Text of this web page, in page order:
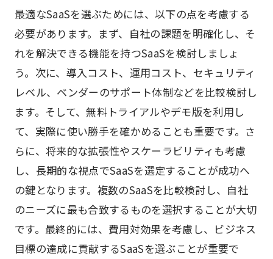
最適なSaaSを選ぶためには、以下の点を考慮する
必要があります。まず、自社の課題を明確化し、そ
れを解決できる機能を持つSaaSを検討しましょ
う。次に、導入コスト、運用コスト、セキュリティ
レベル、ベンダーのサポート体制などを比較検討し
ます。そして、無料トライアルやデモ版を利用し
て、実際に使い勝手を確かめることも重要です。さ
らに、将来的な拡張性やスケーラビリティも考慮
し、長期的な視点でSaaSを選定することが成功へ
の鍵となります。複数のSaaSを比較検討し、自社
のニーズに最も合致するものを選択することが大切
です。最終的には、費用対効果を考慮し、ビジネス
目標の達成に貢献するSaaSを選ぶことが重要で